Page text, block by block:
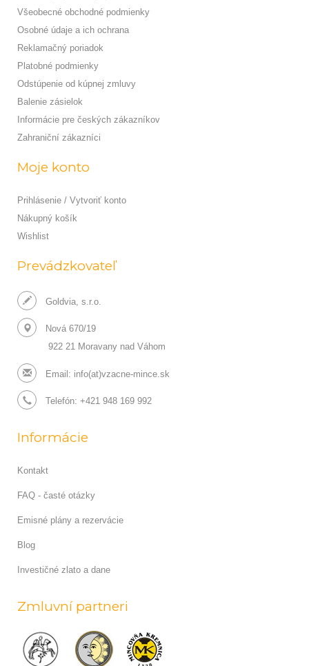
Všeobecné obchodné podmienky
Osobné údaje a ich ochrana
Reklamačný poriadok
Platobné podmienky
Odstúpenie od kúpnej zmluvy
Balenie zásielok
Informácie pre českých zákazníkov
Zahraniční zákazníci
Moje konto
Prihlásenie / Vytvoriť konto
Nákupný košík
Wishlist
Prevádzkovateľ
Goldvia, s.r.o.
Nová 670/19
922 21 Moravany nad Váhom
Email: info(at)vzacne-mince.sk
Telefón: +421 948 169 992
Informácie
Kontakt
FAQ - časté otázky
Emisné plány a rezervácie
Blog
Investičné zlato a dane
Zmluvní partneri